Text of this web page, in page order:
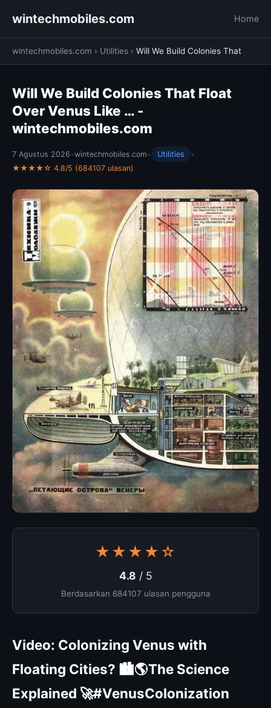
wintechmobiles.com Home
wintechmobiles.com › Utilities › Will We Build Colonies That
Will We Build Colonies That Float
Over Venus Like … -
wintechmobiles.com
7 Agustus 2026 •wintechmobiles.com • Utilities
•
★★★★☆ 4.8/5 (684107 ulasan)
★★★★☆
4.8 / 5
Berdasarkan 684107 ulasan pengguna
Video: Colonizing Venus with
Floating Cities? 🏙️🌎The Science
Explained 🚀#VenusColonization